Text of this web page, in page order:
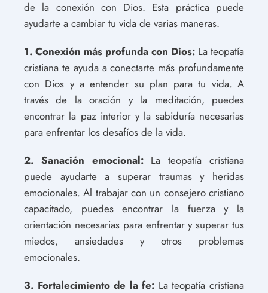
de la conexión con Dios. Esta práctica puede
ayudarte a cambiar tu vida de varias maneras.
1. Conexión más profunda con Dios: La teopatía
cristiana te ayuda a conectarte más profundamente
con Dios y a entender su plan para tu vida. A
través de la oración y la meditación, puedes
encontrar la paz interior y la sabiduría necesarias
para enfrentar los desafíos de la vida.
2. Sanación emocional:La teopatía cristiana
puede ayudarte a superar traumas y heridas
emocionales. Al trabajar con un consejero cristiano
capacitado, puedes encontrar la fuerza y la
orientación necesarias para enfrentar y superar tus
miedos, ansiedades y otros problemas
emocionales.
3. Fortalecimiento de la fe: La teopatía cristiana